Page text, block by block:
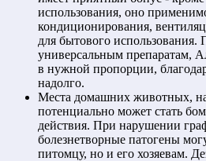
использования, оно
кондиционирования,
для бытового использования.
универсальным препаратам,
в нужной пропорции,
надолго.
Места домашних животных,
потенциально может стать
действия. При нарушении
болезнетворные патогены
питомцу, но и его хозяевам.